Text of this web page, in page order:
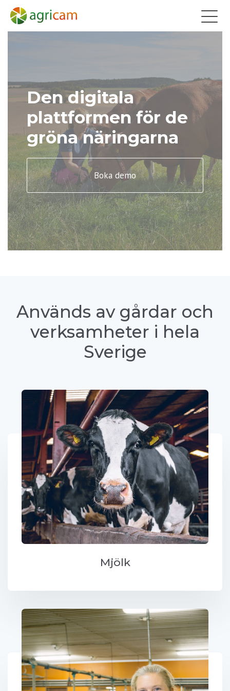
Den digitala
plattformen för de
gröna näringarna
Boka demo
Används av gårdar och
verksamheter i hela
Sverige
Mjölk